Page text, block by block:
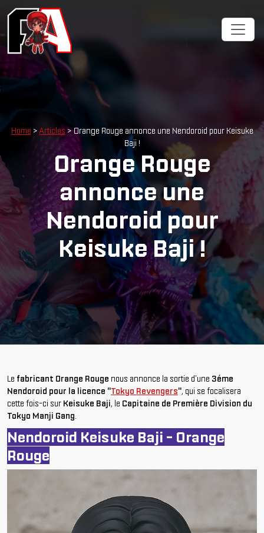
Home > Articles > Orange Rouge annonce une Nendoroid pour Keisuke
Baji !
Orange Rouge
annonce une
Nendoroid pour
Keisuke Baji !
Le fabricant Orange Rouge nous annonce la sortie d'une 3éme
Nendoroid pour la licence "Tokyo Revengers", qui se focalisera
cette fois-ci sur Keisuke Baji, le Capitaine de Première Division du
Tokyo Manji Gang.
Nendoroid Keisuke Baji - Orange
Rouge